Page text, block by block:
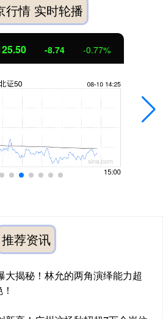
行情 实时轮播
-8.74 -0.77%
推荐资讯
大揭秘！林允的两角演绎能力超